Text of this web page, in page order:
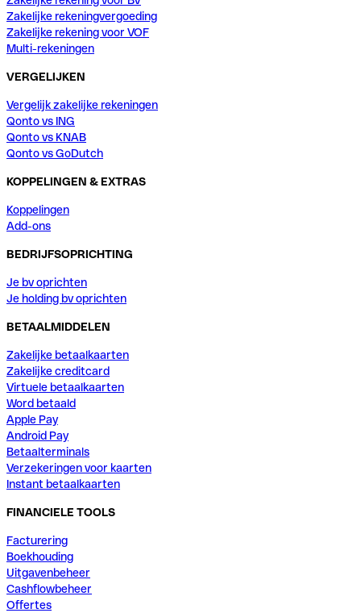
Zakelijke rekeningvergoeding
Zakelijke rekening voor VOF
Multi-rekeningen
VERGELIJKEN
Vergelijk zakelijke rekeningen
Qonto vs ING
Qonto vs KNAB
Qonto vs GoDutch
KOPPELINGEN & EXTRAS
Koppelingen
Add-ons
BEDRIJFSOPRICHTING
Je bv oprichten
Je holding bv oprichten
BETAALMIDDELEN
Zakelijke betaalkaarten
Zakelijke creditcard
Virtuele betaalkaarten
Word betaald
Apple Pay
Android Pay
Betaalterminals
Verzekeringen voor kaarten
Instant betaalkaarten
FINANCIELE TOOLS
Facturering
Boekhouding
Uitgavenbeheer
Cashflowbeheer
Offertes